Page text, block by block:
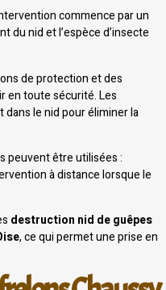
commence par un
du nid et l’espèce d’insecte
de protection et des
en toute sécurité. Les
le nid pour éliminer la
peuvent être utilisées :
à distance lorsque le
destruction nid de guêpes
, ce qui permet une prise en